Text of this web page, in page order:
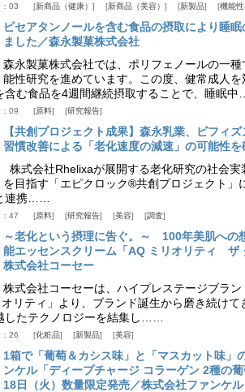
03 新商品（健康） 新商品（美容） 新製品 機能
ピセアタンノールを含む食品の摂取により睡
ました／森永製菓株式会社
森永製菓株式会社では、ポリフェノールの一
能性研究を進めています。この度、健常成人
含む食品を4週間継続摂取することで、睡眠中
09 原料 研究報告
【共創プロジェクト成果】森永乳業、ビフィ
習慣改善による「老化速度の減速」の可能性
株式会社Rhelixaが展開する老化研究の社会
を目指す「エピクロック®共創プロジェクト」
連携……
47 原料 研究報告 美容 調査
～老化という摂理に告ぐ。～ 100年美肌への
能エッセンスクリーム「AQ ミリオリティ ザ
株式会社コーセー
株式会社コーセーは、ハイプレステージブラ
リティ」より、ブランド誕生から磨き続け
したテクノロジーを結集し……
26 化粧品 新製品 美容
1箱で「葡萄＆カシス味」と「マスカット味」
ンケル「ディープチャージ コラーゲン 2種の
18日（火）数量限定発売／株式会社ファンケル